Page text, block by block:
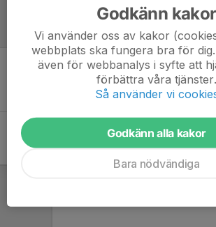
Referat
Inget referat skrivet
Godkänn kakor
Vi använder oss av kakor
webbplats ska fungera bra för
även för webbanalys i syfte att
förbättra våra tjänster.
Så använder vi
Godkänn alla kakor
Bara nödvändiga